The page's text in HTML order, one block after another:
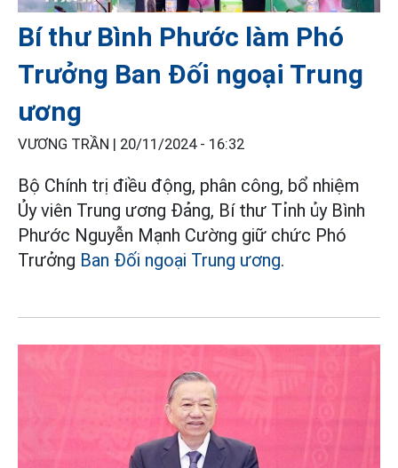
Bí thư Bình Phước làm Phó
Trưởng Ban Đối ngoại Trung
ương
VƯƠNG TRẦN | 20/11/2024 - 16:32
Bộ Chính trị điều động, phân công, bổ nhiệm
Ủy viên Trung ương Đảng, Bí thư Tỉnh ủy Bình
Phước Nguyễn Mạnh Cường giữ chức Phó
Trưởng Ban Đối ngoại Trung ương.